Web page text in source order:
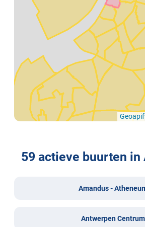
59 actieve buurten in
Amandus -
Antwerpen Centrum